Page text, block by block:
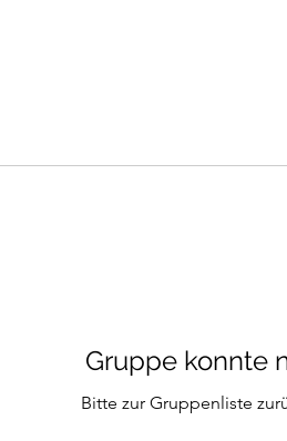
Gruppe konnte
Bitte zur Gruppenliste